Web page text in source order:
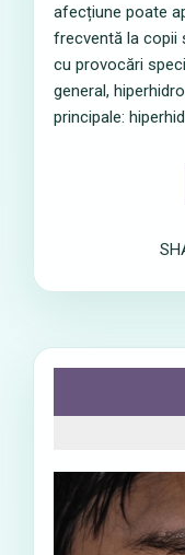
afecțiune poate
frecventă la copii
cu provocări
general,
principale: